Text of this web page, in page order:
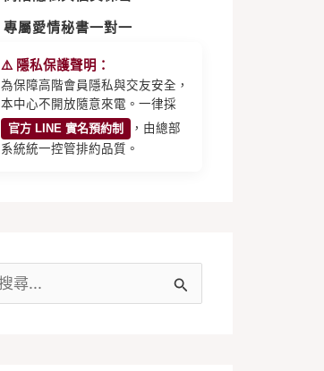
專屬愛情秘書一對一
⚠️ 隱私保護聲明：
為保障高階會員隱私與交友安全，
本中心不開放隨意來電。一律採
官方 LINE 實名預約制
，由總部
系統統一控管排約品質。